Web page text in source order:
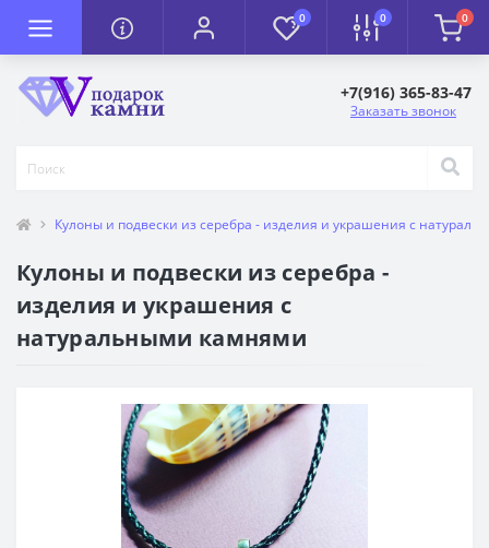
0 0 0
+7(916) 365-83-47
Заказать звонок
Кулоны и подвески из серебра - изделия и украшения с
Кулоны и подвески из серебра -
изделия и украшения с
натуральными камнями